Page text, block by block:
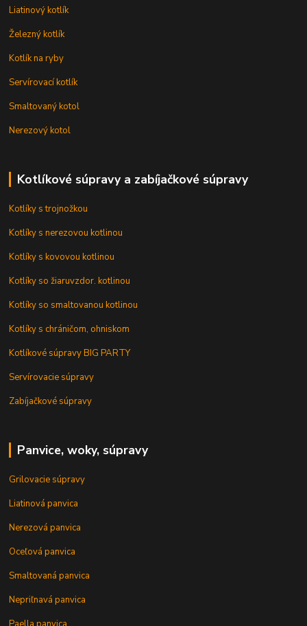
Liatinový kotlík
Železný kotlík
Kotlík na ryby
Servírovací kotlík
Smaltovaný kotol
Nerezový kotol
Kotlíkové súpravy a zabíjačkové súpravy
Kotlíky s trojnožkou
Kotlíky s nerezovou kotlinou
Kotlíky s kovovou kotlinou
Kotlíky so žiaruvzdor. kotlinou
Kotlíky so smaltovanou kotlinou
Kotlíky s chráničom, ohniskom
Kotlíkové súpravy BIG PARTY
Servírovacie súpravy
Zabíjačkové súpravy
Panvice, woky, súpravy
Grilovacie súpravy
Liatinová panvica
Nerezová panvica
Oceľová panvica
Smaltovaná panvica
Nepriľnavá panvica